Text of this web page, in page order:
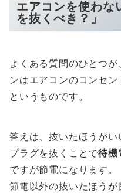
エアコンを使わな
を抜くべき？」
よくある質問のひとつ
ンはエアコンのコンセン
というものです。
答えは、抜いたほうがい
プラグを抜くことで待機
ですが節電になります。
節電以外の抜いたほうが